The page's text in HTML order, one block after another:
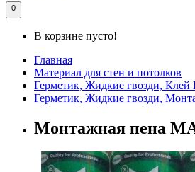
0
В корзине пусто!
Главная
Материал для стен и потолков
Герметик, Жидкие гвозди,
Герметик, Жидкие гвозди,
Монтажная пена